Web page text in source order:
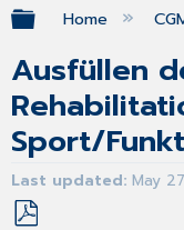
Expand/
Home
Ausfüllen
Sport/
Last updated May